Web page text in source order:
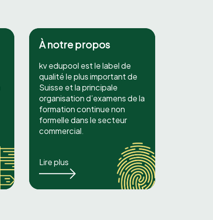
À notre propos
kv edupool est le label de
qualité le plus important de
Suisse et la principale
organisation d’examens de la
formation continue non
formelle dans le secteur
commercial.
Lire plus